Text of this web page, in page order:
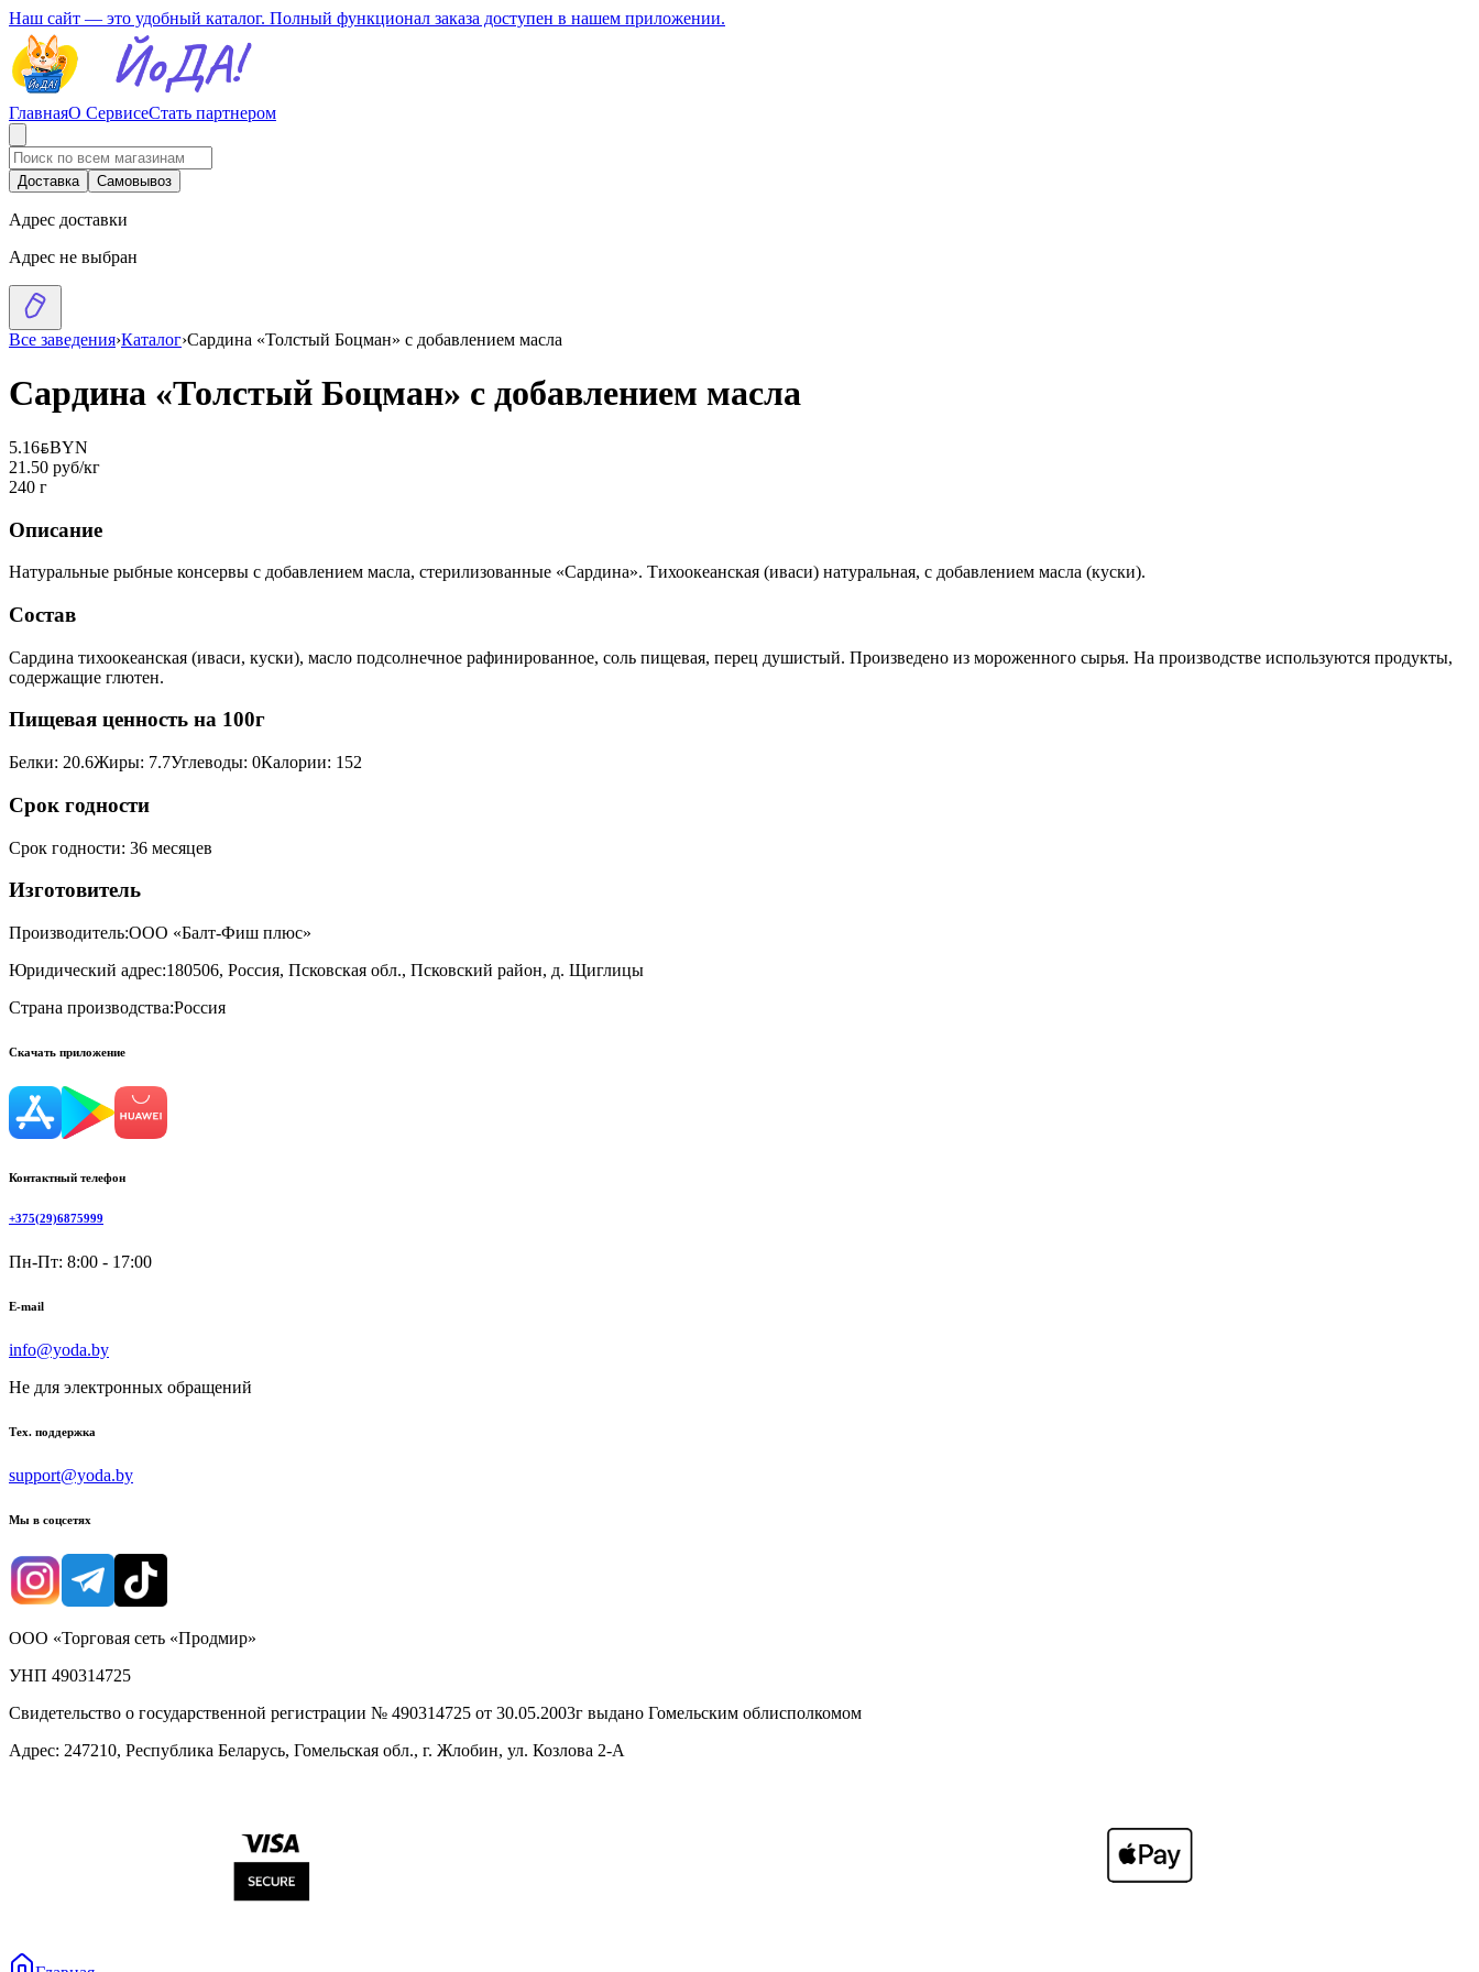
Наш сайт — это удобный каталог. Полный функционал заказа доступен в нашем приложении.
ГлавнаяО СервисеСтать партнером
Доставка Самовывоз
Адрес доставки
Адрес не выбран
Все заведения›Каталог›Сардина «Толстый Боцман» с добавлением масла
Сардина «Толстый Боцман» с добавлением масла
5.16BYNBYN
21.50 руб/кг
240 г
Описание
Натуральные рыбные консервы с добавлением масла, стерилизованные «Сардина». Тихоокеанская (иваси) натуральная, с добавлением масла (куски).
Состав
Сардина тихоокеанская (иваси, куски), масло подсолнечное рафинированное, соль пищевая, перец душистый. Произведено из мороженного сырья. На производстве используются продукты,
содержащие глютен.
Пищевая ценность на 100г
Белки: 20.6Жиры: 7.7Углеводы: 0Калории: 152
Срок годности
Срок годности: 36 месяцев
Изготовитель
Производитель:ООО «Балт-Фиш плюс»
Юридический адрес:180506, Россия, Псковская обл., Псковский район, д. Щиглицы
Страна производства:Россия
Скачать приложение
Контактный телефон
+375(29)6875999
Пн-Пт: 8:00 - 17:00
E-mail
info@yoda.by
Не для электронных обращений
Тех. поддержка
support@yoda.by
Мы в соцсетях
ООО «Торговая сеть «Продмир»
УНП 490314725
Свидетельство о государственной регистрации № 490314725 от 30.05.2003г выдано Гомельским облисполкомом
Адрес: 247210, Республика Беларусь, Гомельская обл., г. Жлобин, ул. Козлова 2-А